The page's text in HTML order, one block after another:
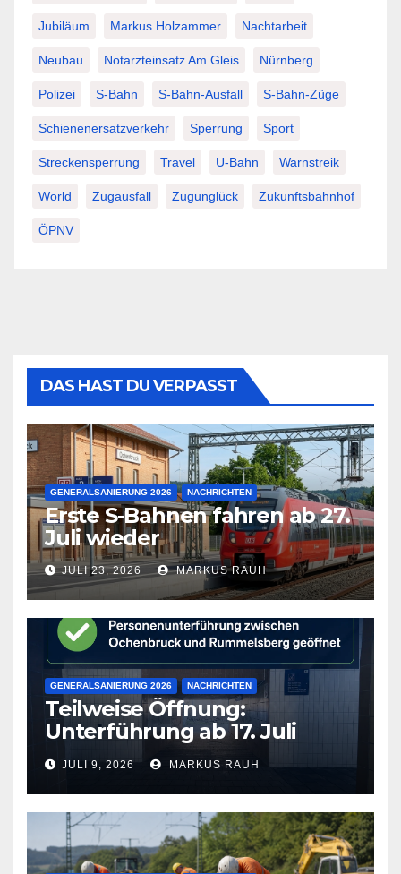
Jubiläum Markus Holzammer Nachtarbeit
Neubau Notarzteinsatz Am Gleis Nürnberg
Polizei S-Bahn S-Bahn-Ausfall S-Bahn-Züge
Schienenersatzverkehr Sperrung Sport
Streckensperrung Travel U-Bahn Warnstreik
World Zugausfall Zugunglück Zukunftsbahnhof
ÖPNV
DAS HAST DU VERPASST
GENERALSANIERUNG 2026 NACHRICHTEN
Erste S-Bahnen fahren ab 27.
Juli wieder
JULI 23, 2026 MARKUS RAUH
GENERALSANIERUNG 2026 NACHRICHTEN
Teilweise Öffnung:
Unterführung ab 17. Juli
wieder frei
JULI 9, 2026 MARKUS RAUH